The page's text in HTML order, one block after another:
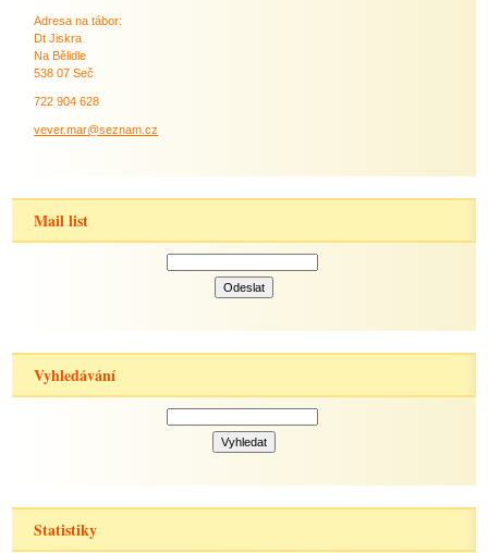
Adresa na tábor:
Dt Jiskra
Na Bělidle
538 07 Seč
722 904 628
vever.mar@seznam.cz
Mail list
Vyhledávání
Statistiky